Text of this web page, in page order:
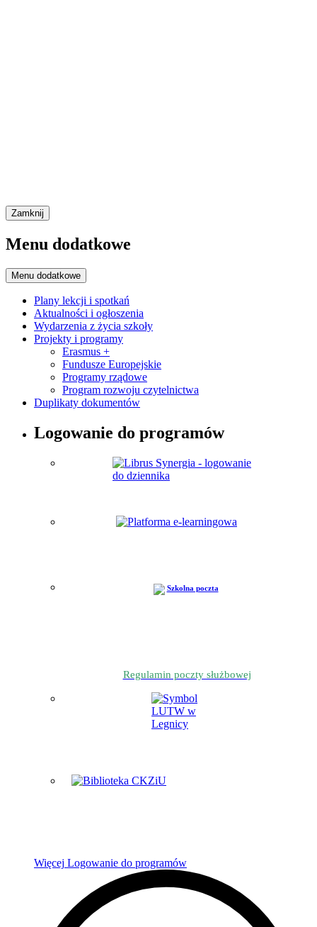
Zamknij
Menu dodatkowe
Menu dodatkowe
Plany lekcji i spotkań
Aktualności i ogłoszenia
Wydarzenia z życia szkoły
Projekty i programy
Erasmus +
Fundusze Europejskie
Programy rządowe
Program rozwoju czytelnictwa
Duplikaty dokumentów
Logowanie do programów
Regulamin poczty służbowej
Więcej Logowanie do programów